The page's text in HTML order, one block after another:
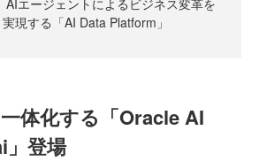
実現する「AI Data Platform」
体化する「Oracle AI
」登場